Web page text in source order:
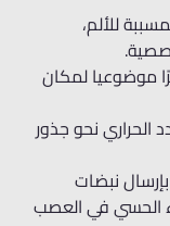
للألم،
موضوعيا لمكان
الحراري نحو جذور
نبضات
الحسي في العصب